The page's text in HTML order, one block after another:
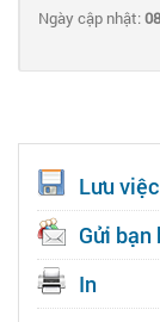
Ngày cập nhật:
Lưu
Gửi bạn
In